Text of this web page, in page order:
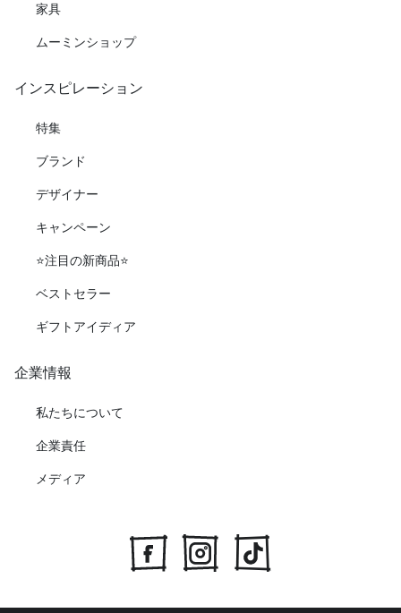
家具
ムーミンショップ
インスピレーション
特集
ブランド
デザイナー
キャンペーン
⭐️注目の新商品⭐️
ベストセラー
ギフトアイディア
企業情報
私たちについて
企業責任
メディア